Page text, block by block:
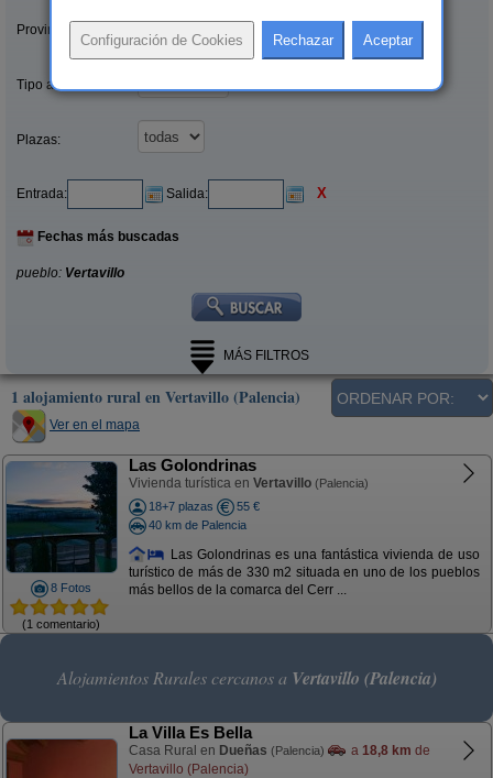
Provincias/Islas:
Tipo alquiler:
Plazas:
Entrada: Salida: X
Fechas más buscadas
pueblo: Vertavillo
MÁS FILTROS
1 alojamiento rural en Vertavillo (Palencia)
Ver en el mapa
8 Fotos
(1 comentario)
Las Golondrinas
Vivienda turística en Vertavillo (Palencia)
18+7 plazas
55 €
40 km de Palencia
Las Golondrinas es una fantástica vivienda de uso
turístico de más de 330 m2 situada en uno de los pueblos
más bellos de la comarca del Cerr ...
Alojamientos Rurales cercanos a Vertavillo (Palencia)
La Villa Es Bella
Casa Rural en Dueñas (Palencia) a 18,8 km de
Vertavillo (Palencia)